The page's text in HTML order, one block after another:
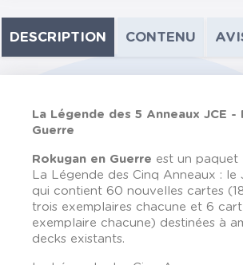
DESCRIPTION CONTENU
La Légende des 5 Anneaux JCE -
Guerre
Rokugan en Guerre est un paquet
La Légende des Cinq Anneaux : le
qui contient 60 nouvelles cartes
trois exemplaires chacune et 6
exemplaire chacune) destinées à
decks existants.